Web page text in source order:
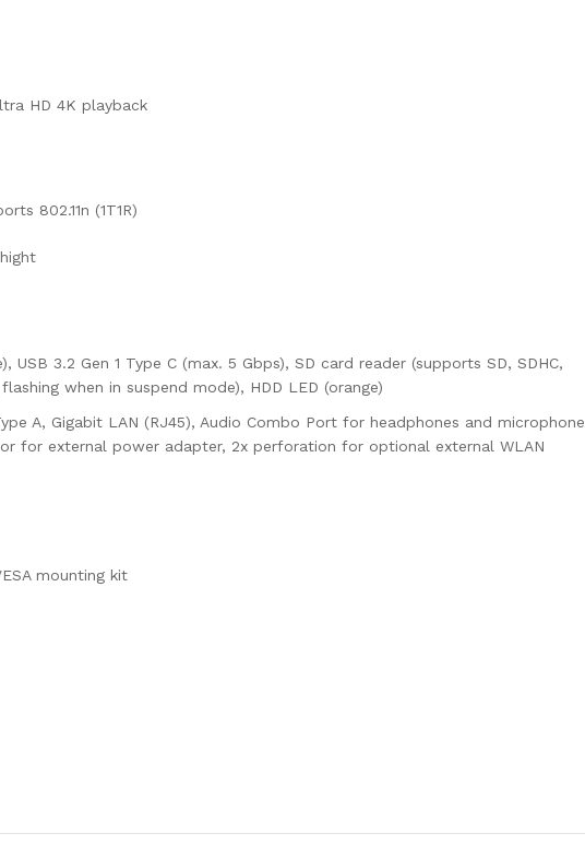
HD 4K playback
802.11n (1T1R)
USB 3.2 Gen 1 Type C (max. 5 Gbps), SD card reader (supports SD, SDHC,
when in suspend mode), HDD LED (orange)
A, Gigabit LAN (RJ45), Audio Combo Port for headphones and microphone
for external power adapter, 2x perforation for optional external WLAN
mounting kit